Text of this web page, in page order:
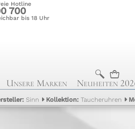
Hotline
700
bis 18 Uhr
b n
Unsere Marken Neuheiten
Sinn Kollektion:Taucheruhren